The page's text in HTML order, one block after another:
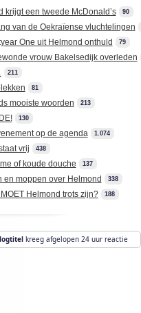
krijgt een tweede McDonald’s 90
van de Oekraïense vluchtelingen
One uit Helmond onthuld 79
vrouw Bakelsedijk overleden
211
81
mooiste woorden 213
130
op de agenda 1.074
vrij 438
of koude douche 137
en moppen over Helmond 338
Helmond trots zijn? 188
kreeg afgelopen 24 uur reactie